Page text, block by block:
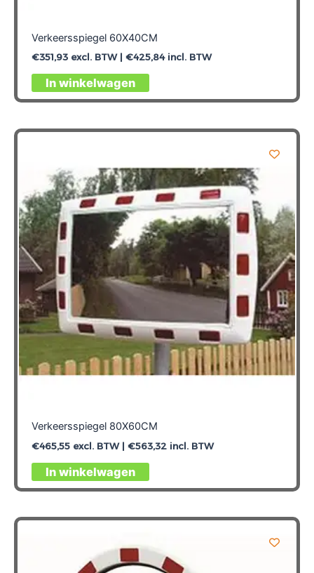
Verkeersspiegel 60X40CM
€351,93excl. BTW | €425,84incl. BTW
In winkelwagen
Verkeersspiegel 80X60CM
€465,55excl. BTW | €563,32incl. BTW
In winkelwagen